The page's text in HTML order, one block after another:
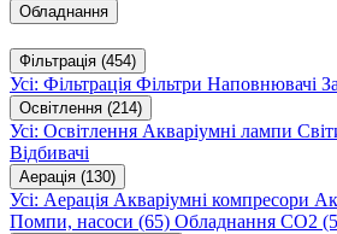
Обладнання
Фільтрація (454)
Усі: Фільтрація Фільтри Наповнювачі
Освітлення (214)
Усі: Освітлення Акваріумні лампи
Відбивачі
Аерація (130)
Усі: Аерація Акваріумні компресори
Помпи, насоси (65) Обладнання CO2